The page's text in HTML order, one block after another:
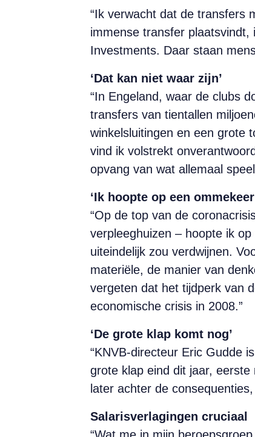
“Ik verwacht dat de transfers
immense transfer
Investments. Daar staan
‘Dat kan niet waar zijn’
“In Engeland, waar de clubs
transfers van tientallen
winkelsluitingen en een grote
vind ik volstrekt
opvang van wat allemaal
‘Ik hoopte op een
“Op de top van de
verpleeghuizen – hoopte ik
uiteindelijk zou verdwijnen.
materiële, de manier van
vergeten dat het tijdperk van
economische crisis in 2008.”
‘De grote klap komt nog’
“KNVB-directeur Eric Gudde
grote klap eind dit jaar,
later achter de
Salarisverlagingen cruciaal